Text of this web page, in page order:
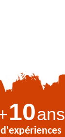
10ans
d'expériences